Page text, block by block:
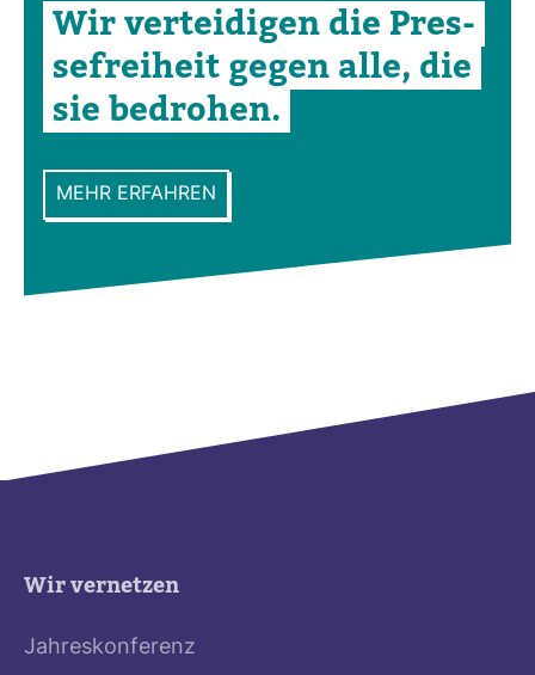
Wir ver­tei­digen die Pres­
se­frei­heit gegen alle, die
sie bedrohen.
MEHR ERFAHREN
Wir vernetzen
Jahreskonferenz